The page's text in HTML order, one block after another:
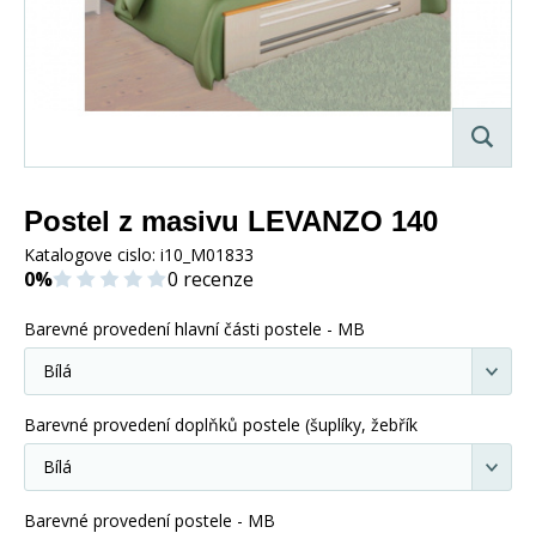
Postel z masivu LEVANZO 140
Katalogove cislo: i10_M01833
0% 0 recenze
Barevné provedení hlavní části postele - MB
Barevné provedení doplňků postele (šuplíky, žebřík
Barevné provedení postele - MB